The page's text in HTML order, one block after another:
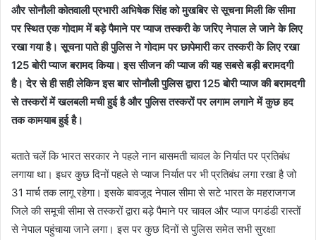
और सोनौली कोतवाली प्रभारी अभिषेक सिंह को मुखबिर से सूचना मिली कि सीमा
पर स्थित एक गोदाम में बड़े पैमाने पर प्याज तस्करी के जरिए नेपाल ले जाने के लिए
रखा गया है। सूचना पाते ही पुलिस ने गोदाम पर छापेमारी कर तस्करी के लिए रखा
125 बोरी प्याज बरामद किया। इस सीजन की प्याज की यह सबसे बड़ी बरामदगी
है। देर से ही सही लेकिन इस बार सोनौली पुलिस द्वारा 125 बोरी प्याज की बरामदगी
से तस्करों में खलबली मची हुई है और पुलिस तस्करों पर लगाम लगाने में कुछ हद
तक कामयाब हुई है।
बताते चलें कि भारत सरकार ने पहले नान बासमती चावल के निर्यात पर प्रतिबंध
लगाया था। इधर कुछ दिनों पहले से प्याज निर्यात पर भी प्रतिबंध लगा रखा है जो
31 मार्च तक लागू रहेगा। इसके बावजूद नेपाल सीमा से सटे भारत के महराजगज
जिले की समूची सीमा से तस्करों द्वारा बड़े पैमाने पर चावल और प्याज पगडंडी रास्तों
से नेपाल पहुंचाया जाने लगा। इस पर कुछ दिनों से पुलिस समेत सभी सुरक्षा